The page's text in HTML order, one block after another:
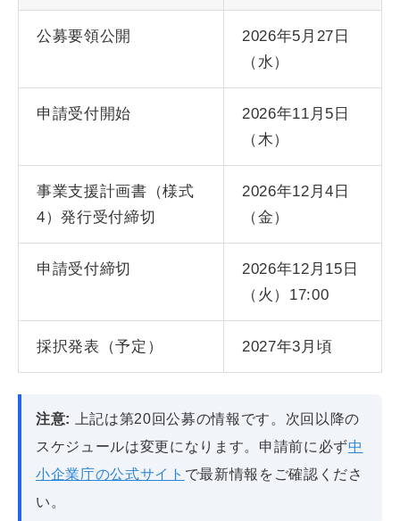
公募要領公開
2026年5月27日
（水）
申請受付開始
2026年11月5日
（木）
事業支援計画書（様式
4）発行受付締切
2026年12月4日
（金）
申請受付締切
2026年12月15日
（火）17:00
採択発表（予定） 2027年3月頃
注意:
上記は第20回公募の情報です。次回以降の
スケジュールは変更になります。申請前に必ず中
小企業庁の公式サイト で最新情報をご確認くださ
い。